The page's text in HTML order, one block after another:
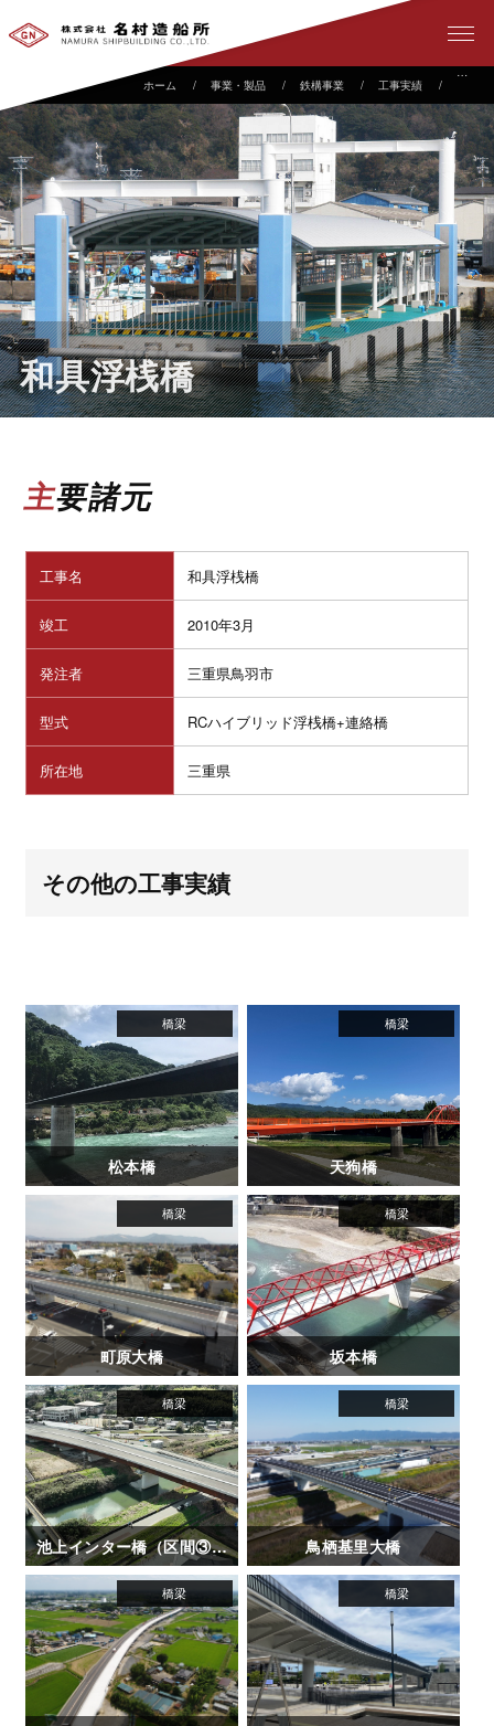
事業・製品 鉄構事業 工事実績
和具浮桟橋
主要諸元
工事名 和具浮桟橋
竣工 2010年3月
発注者 三重県鳥羽市
型式 RCハイブリッド浮桟橋+連絡橋
所在地 三重県
その他の工事実績
松本橋 天狗橋
町原大橋 坂本橋
池上インター橋（区間③-1） 鳥栖基里大橋